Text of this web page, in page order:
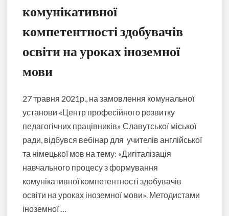
комунікативної
компетентності здобувачів
освіти на уроках іноземної
мови
27 травня 2021р., на замовлення комунальної
установи «Центр професійного розвитку
педагогічних працівників» Славутської міської
ради, відбувся вебінар для учителів англійської
та німецької мов на тему: «Дигіталізація
навчального процесу з формування
комунікативної компетентності здобувачів
освіти на уроках іноземної мови». Методистами
іноземної …